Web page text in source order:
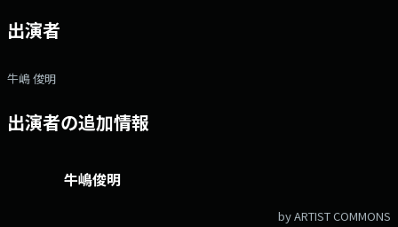
ハッシュタグは「#フレモニ」 Xアカウントは「@FMOKAYAMA768」
出演者
牛嶋 俊明
出演者の追加情報
牛嶋俊明
by ARTIST COMMONS